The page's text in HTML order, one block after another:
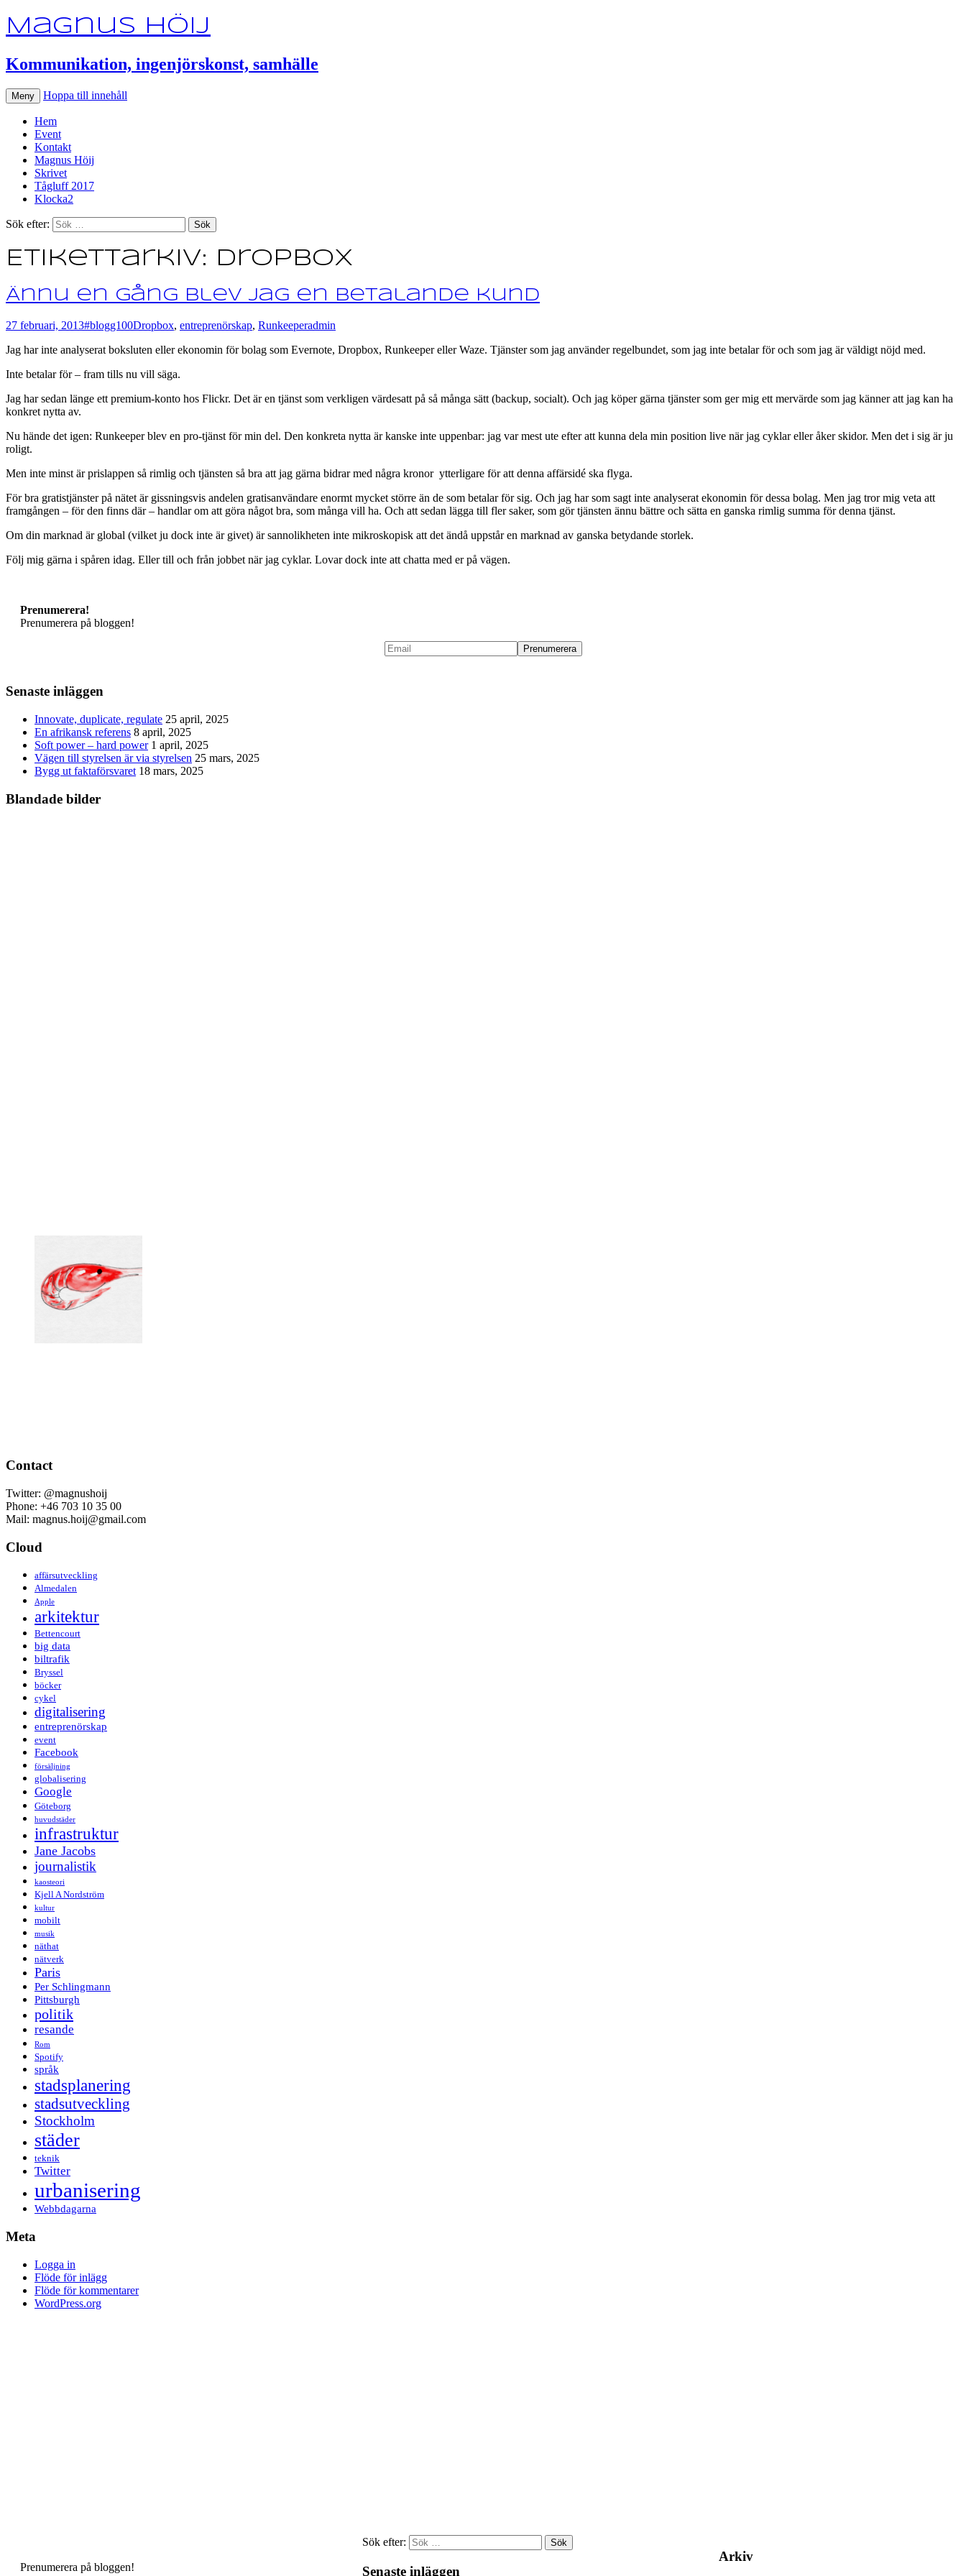
Magnus Höij
Kommunikation, ingenjörskonst, samhälle
Meny Hoppa till innehåll
Hem
Event
Kontakt
Magnus Höij
Skrivet
Tågluff 2017
Klocka2
Sök efter:
Etikettarkiv: Dropbox
Ännu en gång blev jag en betalande kund
27 februari, 2013#blogg100Dropbox, entreprenörskap, Runkeeperadmin
Jag har inte analyserat boksluten eller ekonomin för bolag som Evernote, Dropbox, Runkeeper eller Waze. Tjänster som jag använder regelbundet, som jag inte betalar för och som jag är väldigt nöjd med.
Inte betalar för – fram tills nu vill säga.
Jag har sedan länge ett premium-konto hos Flickr. Det är en tjänst som verkligen värdesatt på så många sätt (backup, socialt). Och jag köper gärna tjänster som ger mig ett mervärde som jag känner att jag kan ha
konkret nytta av.
Nu hände det igen: Runkeeper blev en pro-tjänst för min del. Den konkreta nytta är kanske inte uppenbar: jag var mest ute efter att kunna dela min position live när jag cyklar eller åker skidor. Men det i sig är ju
roligt.
Men inte minst är prislappen så rimlig och tjänsten så bra att jag gärna bidrar med några kronor ytterligare för att denna affärsidé ska flyga.
För bra gratistjänster på nätet är gissningsvis andelen gratisanvändare enormt mycket större än de som betalar för sig. Och jag har som sagt inte analyserat ekonomin för dessa bolag. Men jag tror mig veta att
framgången – för den finns där – handlar om att göra något bra, som många vill ha. Och att sedan lägga till fler saker, som gör tjänsten ännu bättre och sätta en ganska rimlig summa för denna tjänst.
Om din marknad är global (vilket ju dock inte är givet) är sannolikheten inte mikroskopisk att det ändå uppstår en marknad av ganska betydande storlek.
Följ mig gärna i spåren idag. Eller till och från jobbet när jag cyklar. Lovar dock inte att chatta med er på vägen.
Prenumerera!
Prenumerera på bloggen!
Senaste inläggen
Innovate, duplicate, regulate 25 april, 2025
En afrikansk referens 8 april, 2025
Soft power – hard power 1 april, 2025
Vägen till styrelsen är via styrelsen 25 mars, 2025
Bygg ut faktaförsvaret 18 mars, 2025
Blandade bilder
Contact
Twitter: @magnushoij
Phone: +46 703 10 35 00
Mail: magnus.hoij@gmail.com
Cloud
affärsutveckling
Almedalen
Apple
arkitektur
Bettencourt
big data
biltrafik
Bryssel
böcker
cykel
digitalisering
entreprenörskap
event
Facebook
försäljning
globalisering
Google
Göteborg
huvudstäder
infrastruktur
Jane Jacobs
journalistik
kaosteori
Kjell A Nordström
kultur
mobilt
musik
näthat
nätverk
Paris
Per Schlingmann
Pittsburgh
politik
resande
Rom
Spotify
språk
stadsplanering
stadsutveckling
Stockholm
städer
teknik
Twitter
urbanisering
Webbdagarna
Meta
Logga in
Flöde för inlägg
Flöde för kommentarer
WordPress.org
Prenumerera på bloggen!
Sök efter:
Senaste inläggen
Arkiv